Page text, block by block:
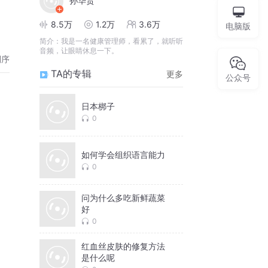
8.5万 1.2万 3.6万
简介： 我是一名健康管理师，看累了，就听听
音频，让眼睛休息一下。
TA的专辑 更多
日本梆子
0
如何学会组织语言能力
0
问为什么多吃新鲜蔬菜
好
0
红血丝皮肤的修复方法
是什么呢
电脑版
公众号